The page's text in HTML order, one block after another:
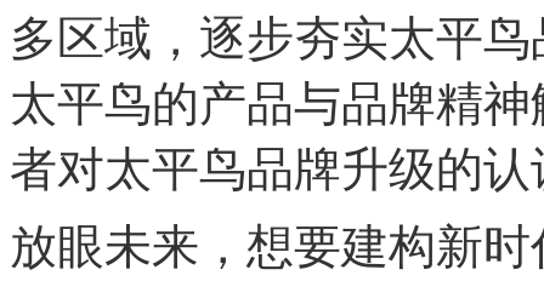
多区域，逐步夯实太平
太平鸟的产品与品牌精
者对太平鸟品牌升级的
放眼未来，想要建构新